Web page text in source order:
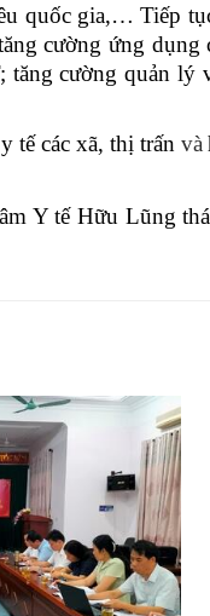
quốc gia,… Tiếp
cường ứng
cường quản lý
tế các xã, thị trấn và
Y tế Hữu Lũng